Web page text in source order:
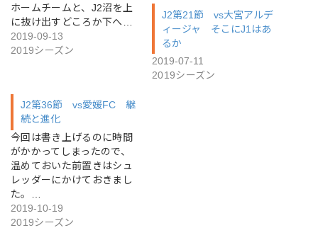
ホームチームと、J2沼を上
に抜け出すどころか下へ…
2019-09-13
2019シーズン
J2第21節 vs大宮アルデ
ィージャ そこにJ1はあ
るか
2019-07-11
2019シーズン
J2第36節 vs愛媛FC 継
続と進化
今回は書き上げるのに時間
がかかってしまったので、
温めておいた前置きはシュ
レッダーにかけておきまし
た。…
2019-10-19
2019シーズン